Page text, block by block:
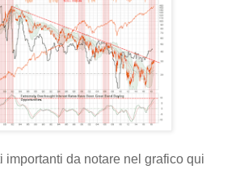
importanti da notare nel grafico qui